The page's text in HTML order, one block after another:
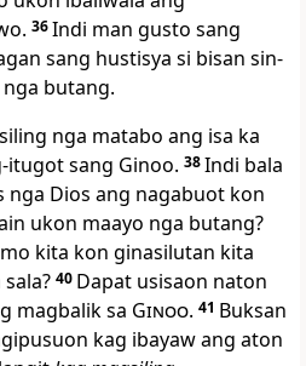
36Indi man gusto sang
sang hustisya si bisan sin-
butang.
nga matabo ang isa ka
sang Ginoo. 38Indi bala
nga Dios ang nagabuot kon
ukon maayo nga butang?
kita kon ginasilutan kita
40 Dapat usisaon naton
magbalik sa Ginoo. 41 Buksan
kag ibayaw ang aton